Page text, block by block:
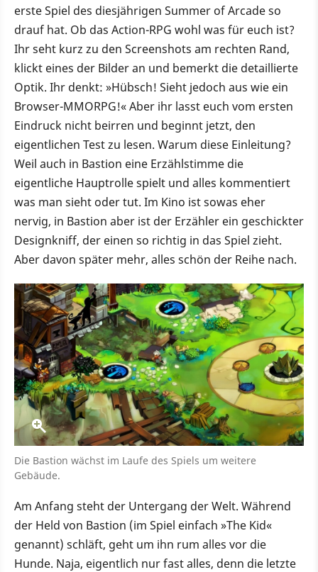
erste Spiel des diesjährigen Summer of Arcade so
drauf hat. Ob das Action-RPG wohl was für euch ist?
Ihr seht kurz zu den Screenshots am rechten Rand,
klickt eines der Bilder an und bemerkt die detaillierte
Optik. Ihr denkt: »Hübsch! Sieht jedoch aus wie ein
Browser-MMORPG!« Aber ihr lasst euch vom ersten
Eindruck nicht beirren und beginnt jetzt, den
eigentlichen Test zu lesen. Warum diese Einleitung?
Weil auch in Bastion eine Erzählstimme die
eigentliche Hauptrolle spielt und alles kommentiert
was man sieht oder tut. Im Kino ist sowas eher
nervig, in Bastion aber ist der Erzähler ein geschickter
Designkniff, der einen so richtig in das Spiel zieht.
Aber davon später mehr, alles schön der Reihe nach.
Die Bastion wächst im Laufe des Spiels um weitere
Gebäude.
Am Anfang steht der Untergang der Welt. Während
der Held von Bastion (im Spiel einfach »The Kid«
genannt) schläft, geht um ihn rum alles vor die
Hunde. Naja, eigentlich nur fast alles, denn die letzte